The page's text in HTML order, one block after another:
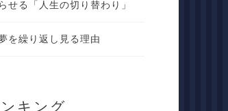
せる「人生の切り替わり」
を繰り返し見る理由
キング